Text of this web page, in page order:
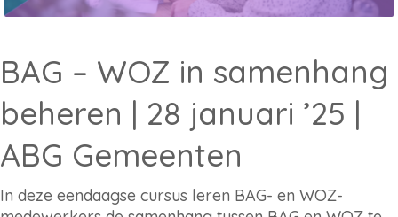
BAG – WOZ in samenhang
beheren | 28 januari ’25 |
ABG Gemeenten
In deze eendaagse cursus leren BAG- en WOZ-